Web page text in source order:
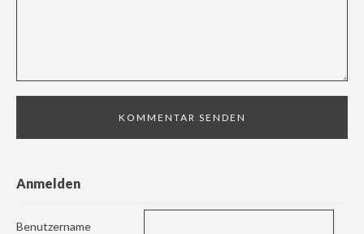
Anmelden
Benutzername